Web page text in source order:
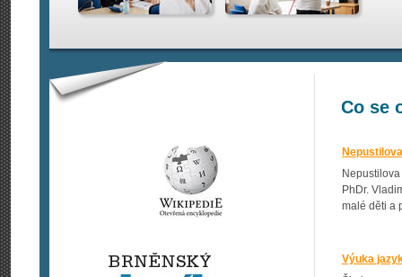
Co se
PhDr.
malé děti a
Výuka